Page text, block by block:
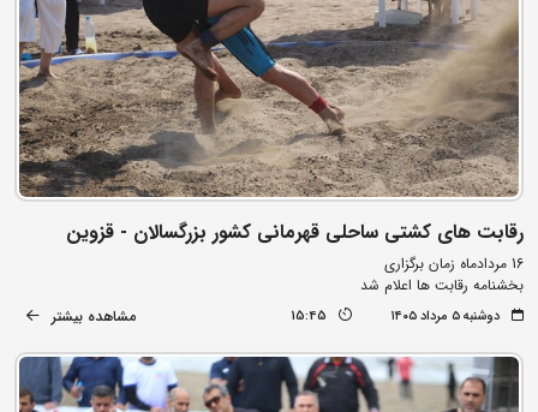
رقابت های کشتی ساحلی قهرمانی کشور بزرگسالان - قزوین
16 مردادماه زمان برگزاری
بخشنامه رقابت ها اعلام شد
دوشنبه ۵ مرداد ۱۴۰۵ 15:45 مشاهده بیشتر